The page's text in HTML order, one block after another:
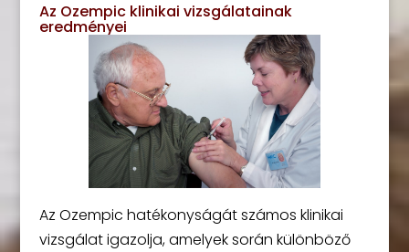
Az Ozempic klinikai vizsgálatainak
eredményei
Az Ozempic hatékonyságát számos klinikai
vizsgálat igazolja, amelyek során különböző